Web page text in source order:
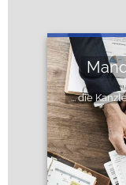
... die